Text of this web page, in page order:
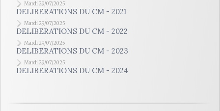
Mardi 29/07/2025
DELIBERATIONS DU CM - 2021
Mardi 29/07/2025
DELIBERATIONS DU CM - 2022
Mardi 29/07/2025
DELIBERATIONS DU CM - 2023
Mardi 29/07/2025
DELIBERATIONS DU CM - 2024